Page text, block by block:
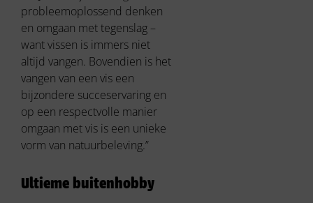
probleemoplossend denken
en omgaan met tegenslag –
want vissen is immers niet
altijd vangen. Bovendien is het
vangen van een vis een
bijzondere succeservaring en
op een respectvolle manier
omgaan met vis is een unieke
vorm van natuurbeleving.”
Ultieme buitenhobby